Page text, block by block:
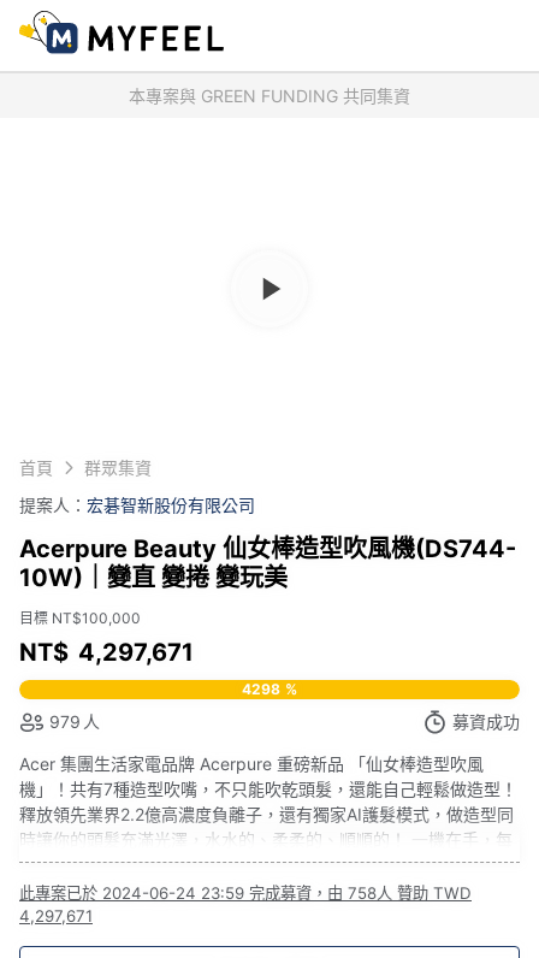
本專案與 GREEN FUNDING 共同集資
首頁
群眾集資
提案人： 宏碁智新股份有限公司
Acerpure Beauty 仙女棒造型吹風機(DS744-
10W)｜變直 變捲 變玩美
目標 NT$100,000
NT$ 4,297,671
4298 %
979 人 募資成功
Acer 集團生活家電品牌 Acerpure 重磅新品 「仙女棒造型吹風
機」！共有7種造型吹嘴，不只能吹乾頭髮，還能自己輕鬆做造型！
釋放領先業界2.2億高濃度負離子，還有獨家AI護髮模式，做造型同
時讓你的頭髮充滿光澤，水水的、柔柔的、順順的！ 一機在手，每
天都能煥然登場！
此專案已於 2024-06-24 23:59 完成募資，由 758人 贊助 TWD
4,297,671